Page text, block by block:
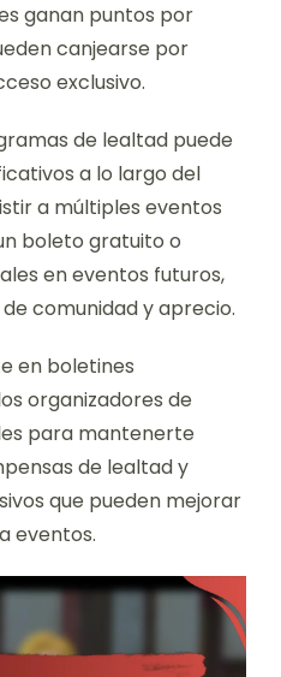
ganan puntos por
canjearse por
exclusivo.
de lealtad puede
a lo largo del
a múltiples eventos
boleto gratuito o
en eventos futuros,
comunidad y aprecio.
en boletines
organizadores de
para mantenerte
de lealtad y
que pueden mejorar
eventos.